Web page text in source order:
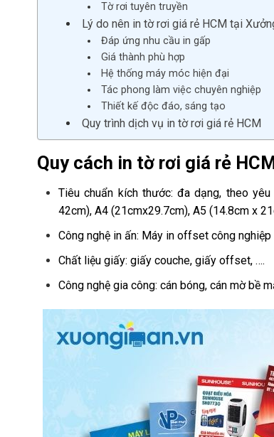
Tờ rơi tuyên truyền
Lý do nên in tờ rơi giá rẻ HCM tại
Đáp ứng nhu cầu in gấp
Giá thành phù hợp
Hệ thống máy móc hiện đại
Tác phong làm việc chuyên nghiệp
Thiết kế độc đáo, sáng tạo
Quy trình dịch vụ in tờ rơi giá rẻ HCM
Quy cách in tờ rơi giá rẻ
Tiêu chuẩn kích thước: đa dạng, theo
42cm), A4 (21cmx29.7cm), A5 (14.8cm x
Công nghệ in ấn: Máy in offset công
Chất liệu giấy: giấy couche, giấy offset, ….
Công nghệ gia công: cán bóng, cán mờ bề